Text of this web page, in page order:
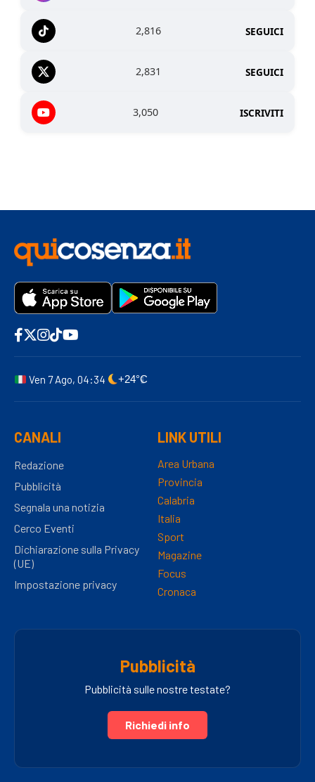
2,816 SEGUICI
2,831 SEGUICI
3,050 ISCRIVITI
Ven 7 Ago, 04:34 +24°C
CANALI
Redazione
Pubblicità
Segnala una notizia
Cerco Eventi
Dichiarazione sulla Privacy
(UE)
Impostazione privacy
LINK UTILI
Area Urbana
Provincia
Calabria
Italia
Sport
Magazine
Focus
Cronaca
Pubblicità
Pubblicità sulle nostre testate?
Richiedi info